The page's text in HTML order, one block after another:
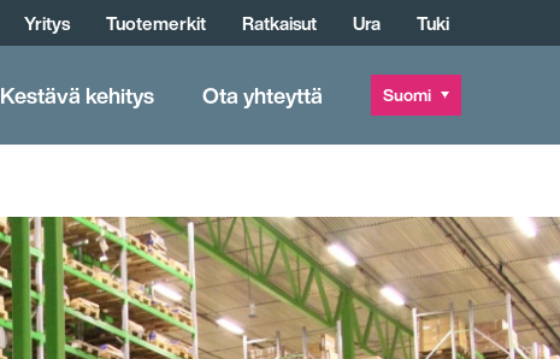
Yritys Tuotemerkit Ratkaisut Ura Tuki
Kestävä kehitys Ota yhteyttä Suomi